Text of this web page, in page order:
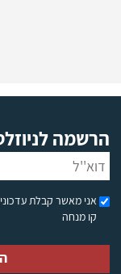
הרשמה
אני מאשר קבלת
קו מנחה